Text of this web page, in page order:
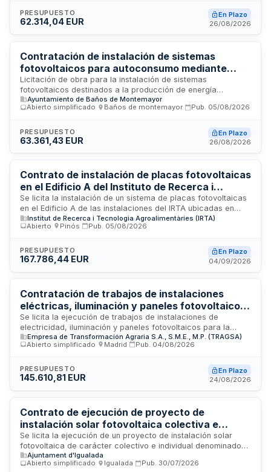
equipos, conexionado eléctrico, materiales auxiliares y obra
civil necesaria. El proyecto es financiado mediante
comunidades energéticas en municipios menores de veinte
mil habitantes.
PRESUPUESTO
62.314,04 EUR
En Plazo
26/08/2026
Contratación de instalación de sistemas
fotovoltaicos para autoconsumo mediante
comunidades energéticas en el Ayuntamiento
de Baños de Montemayor
Licitación de obra para la instalación de sistemas
fotovoltaicos destinados a la producción de energía
eléctrica en régimen de autoconsumo a través del modelo
de comunidades energéticas. El Ayuntamiento de Baños de
infraestructuras de generación renovable que permitan el
aprovechamiento compartido de energía solar entre los
incluye el diseño, suministro e instalación completa de los
equipos y elementos necesarios para el funcionamiento de la
planta fotovoltaica.
Ayuntamiento de Baños de Montemayor
Abierto simplificado
Baños de montemayor Pub. 05/08/2026
PRESUPUESTO
63.361,43 EUR
En Plazo
26/08/2026
Contrato de instalación de placas fotovoltaicas
en el Edificio A del Instituto de Recerca i
Tecnologia Agroalimentaria de Monells
Se licita la instalación de un sistema de placas fotovoltaicas
en el Edificio A de las instalaciones del IRTA ubicadas en
Monells. El contrato incluye la ejecución completa de las
obras, supervisión técnica, cumplimiento de programas de
responsabilidad del contratista conforme a lo establecido en
el pliego de condiciones técnicas y administrativas. El
Tecnologia Agroalimentaria.
Institut de Recerca i Tecnologia Agroalimentàries (IRTA)
Abierto
Pinós Pub. 05/08/2026
PRESUPUESTO
167.786,44 EUR
En Plazo
04/09/2026
Contratación de trabajos de instalaciones
eléctricas, iluminación y paneles fotovoltaicos
para piscina cubierta climatizada en
Talamanca de Jarama
Se licita la ejecución de trabajos de instalaciones de
electricidad, iluminación y paneles fotovoltaicos para la
construcción de una piscina cubierta climatizada en el
complejo deportivo municipal de Talamanca de Jarama,
equipos, accesorios y mano de obra necesaria, excepto los
materiales que aportará Tragsa. La supervisión técnica
Transformación Agraria, conforme a los pliegos técnicos y
administrativos regulados por la Ley 9/2017 de Contratos del
Sector Público.
Empresa de Transformación Agraria S.A., S.M.E., M.P. (TRAGSA)
Abierto simplificado
Madrid Pub. 04/08/2026
PRESUPUESTO
145.610,81 EUR
En Plazo
24/08/2026
Contrato de ejecución de proyecto de
instalación solar fotovoltaica colectiva e
individual
Se licita la ejecución de un proyecto de instalación solar
fotovoltaica de carácter colectivo e individual denominado
IGNOVA. La tramitación se realiza mediante procedimiento
abierto simplificat con criterio de valoración basado en el
Ajuntament d'Igualada
Abierto simplificado
Igualada Pub. 30/07/2026